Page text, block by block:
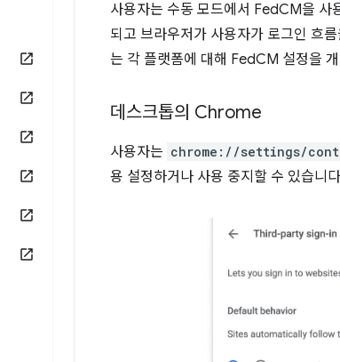
사용자는 수동 모드에서 FedCM을 사
되고 브라우저가 사용자가 로그인 흐
는 각 플랫폼에 대해 FedCM 설정을
데스크톱의 Chrome
사용자는 chrome://settings/
용 설정하거나 사용 중지할 수 있습니